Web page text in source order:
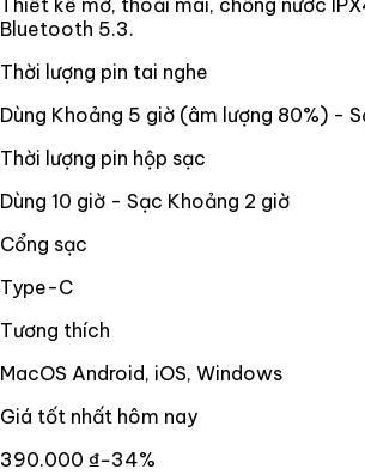
Bluetooth 5.3.
Thời lượng pin tai nghe
Dùng Khoảng 5 giờ (âm lượng 80%) -
Thời lượng pin hộp sạc
Dùng 10 giờ - Sạc Khoảng 2 giờ
Cổng sạc
Type-C
Tương thích
MacOS Android, iOS, Windows
Giá tốt nhất hôm nay
390.000 ₫−34%